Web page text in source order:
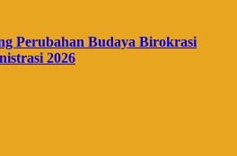
Perubahan Budaya Birokrasi
2026